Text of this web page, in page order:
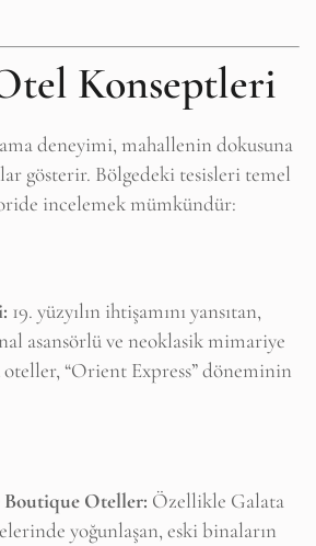
Konseptleri
deneyimi, mahallenin dokusuna
gösterir. Bölgedeki tesisleri temel
incelemek mümkündür:
19. yüzyılın ihtişamını yansıtan,
asansörlü ve neoklasik mimariye
“Orient Express” döneminin
Boutique Oteller: Özellikle Galata
yoğunlaşan, eski binaların